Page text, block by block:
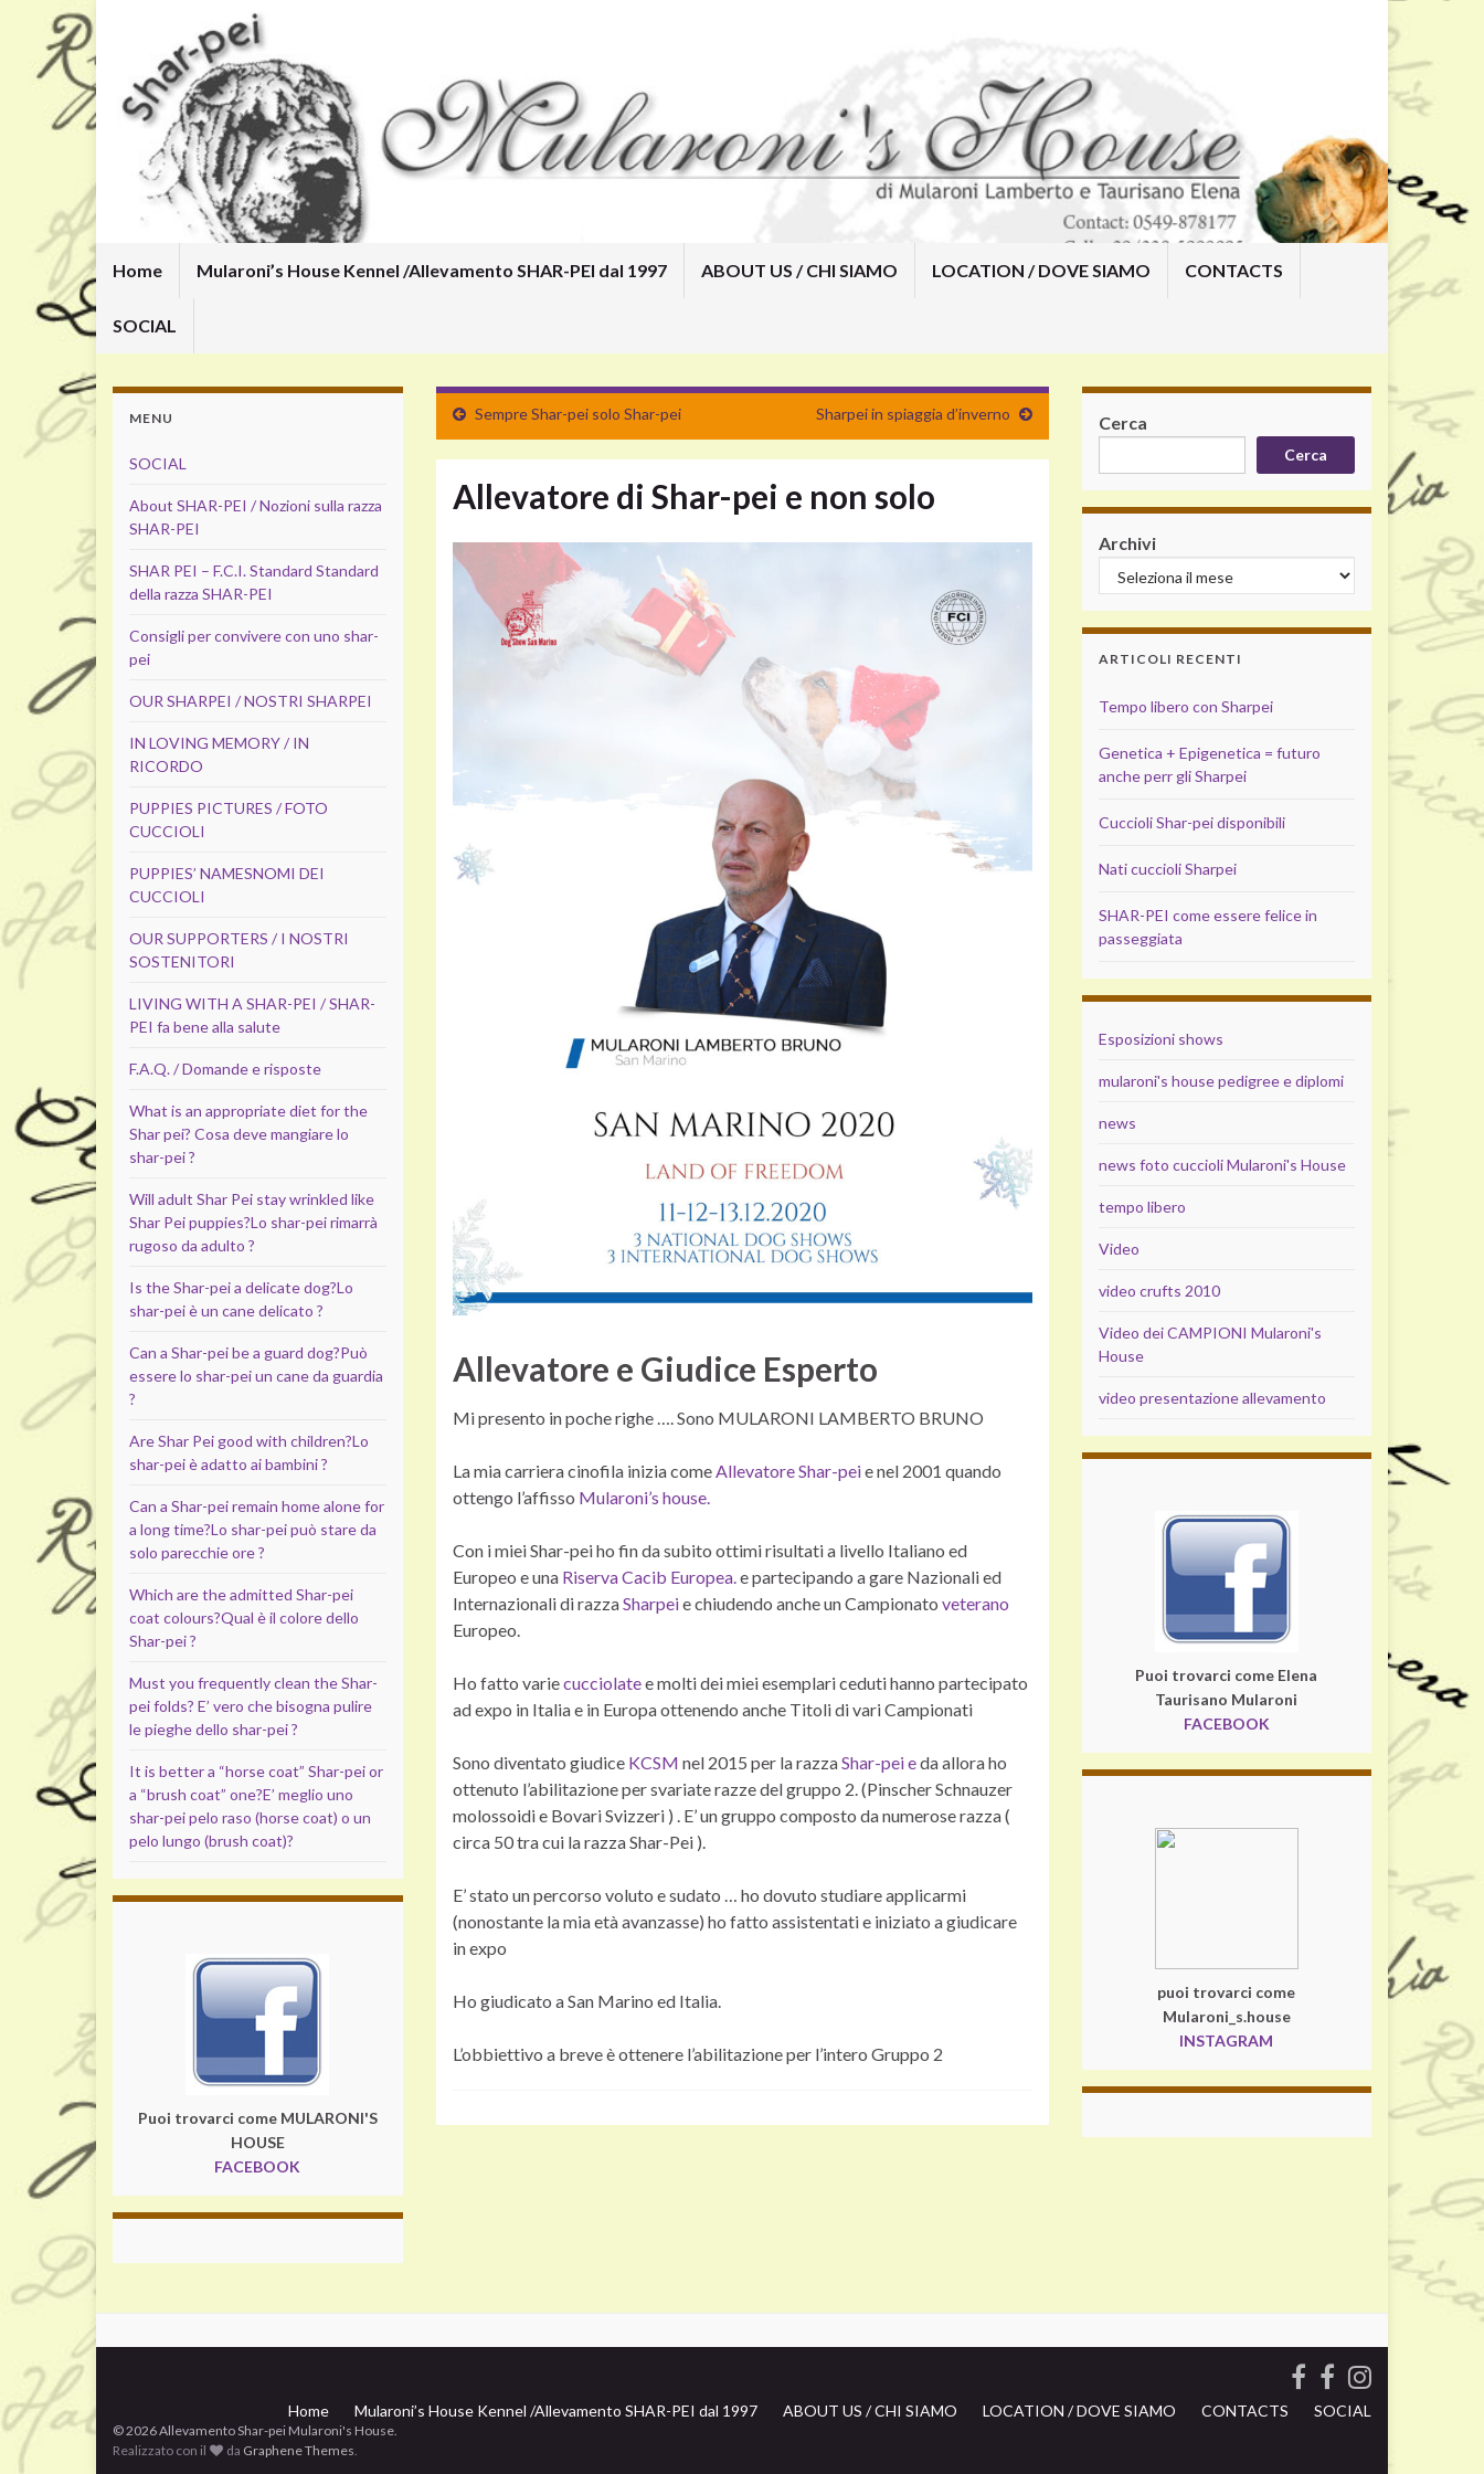
Home
LOCATION / DOVE SIAMO
CONTACTS
Home Mularoni’s House Kennel /Allevamento SHAR-PEI dal 1997 ABOUT US / CHI SIAMO LOCATION / DOVE SIAMO CONTACTS
SOCIAL
MENU
SOCIAL
About SHAR-PEI / Nozioni sulla razza
SHAR-PEI
SHAR PEI – F.C.I. Standard Standard
della razza SHAR-PEI
Consigli per convivere con uno shar-
pei
OUR SHARPEI / NOSTRI SHARPEI
IN LOVING MEMORY / IN
RICORDO
PUPPIES PICTURES / FOTO
CUCCIOLI
PUPPIES’ NAMESNOMI DEI
CUCCIOLI
OUR SUPPORTERS / I NOSTRI
SOSTENITORI
LIVING WITH A SHAR-PEI / SHAR-
PEI fa bene alla salute
F.A.Q. / Domande e risposte
What is an appropriate diet for the
Shar pei? Cosa deve mangiare lo
shar-pei ?
Will adult Shar Pei stay wrinkled like
Shar Pei puppies?Lo shar-pei rimarrà
rugoso da adulto ?
Is the Shar-pei a delicate dog?Lo
shar-pei è un cane delicato ?
Can a Shar-pei be a guard dog?Può
essere lo shar-pei un cane da guardia
?
Are Shar Pei good with children?Lo
shar-pei è adatto ai bambini ?
Can a Shar-pei remain home alone for
a long time?Lo shar-pei può stare da
solo parecchie ore ?
Which are the admitted Shar-pei
coat colours?Qual è il colore dello
Shar-pei ?
Must you frequently clean the Shar-
pei folds? E’ vero che bisogna pulire
le pieghe dello shar-pei ?
It is better a “horse coat” Shar-pei or
a “brush coat” one?E’ meglio uno
shar-pei pelo raso (horse coat) o un
pelo lungo (brush coat)?
Puoi trovarci come MULARONI'S
HOUSE
FACEBOOK
Sempre Shar-pei solo Shar-pei Sharpei in spiaggia d’inverno
Allevatore di Shar-pei e non solo
Allevatore e Giudice Esperto
Mi presento in poche righe …. Sono MULARONI LAMBERTO BRUNO
La mia carriera cinofila inizia comeAllevatore Shar-peie nel 2001 quando
ottengo l’affisso Mularoni’s house.
Con i miei Shar-pei ho fin da subito ottimi risultati a livello Italiano ed
Europeo e una Riserva Cacib Europea.e partecipando a gare Nazionali ed
Internazionali di razzaSharpeie chiudendo anche un Campionato veterano
Europeo.
Ho fatto variecucciolatee molti dei miei esemplari ceduti hanno partecipato
ad expo in Italia e in Europa ottenendo anche Titoli di vari Campionati
Sono diventato giudice KCSM nel 2015 per la razzaShar-pei eda allora ho
ottenuto l’abilitazione per svariate razze del gruppo 2. (Pinscher Schnauzer
molossoidi e Bovari Svizzeri ) . E’ un gruppo composto da numerose razza (
circa 50 tra cui la razza Shar-Pei ).
E’ stato un percorso voluto e sudato … ho dovuto studiare applicarmi
(nonostante la mia età avanzasse) ho fatto assistentati e iniziato a giudicare
in expo
Ho giudicato a San Marino ed Italia.
L’obbiettivo a breve è ottenere l’abilitazione per l’intero Gruppo 2
Cerca
Cerca
Archivi
ARTICOLI RECENTI
Tempo libero con Sharpei
Genetica + Epigenetica = futuro
anche perr gli Sharpei
Cuccioli Shar-pei disponibili
Nati cuccioli Sharpei
SHAR-PEI come essere felice in
passeggiata
Esposizioni shows
mularoni's house pedigree e diplomi
news
news foto cuccioli Mularoni's House
tempo libero
Video
video crufts 2010
Video dei CAMPIONI Mularoni's
House
video presentazione allevamento
Puoi trovarci come Elena
Taurisano Mularoni
FACEBOOK
puoi trovarci come
Mularoni_s.house
INSTAGRAM
Home Mularoni’s House Kennel /Allevamento SHAR-PEI dal 1997 ABOUT US / CHI SIAMO LOCATION / DOVE SIAMO CONTACTS SOCIAL
© 2026 Allevamento Shar-pei Mularoni's House.
Realizzato con il
da Graphene Themes.